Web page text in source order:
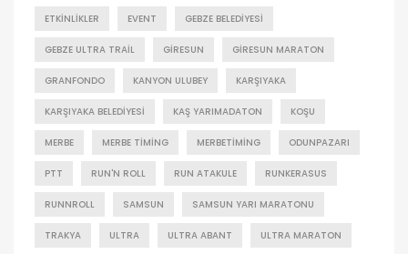
ETKINLIKLER EVENT GEBZE BELEDIYESI
GEBZE ULTRA TRAIL GIRESUN GIRESUN MARATON
GRANFONDO KANYON ULUBEY KARŞIYAKA
KARŞIYAKA BELEDIYESI KAŞ YARIMADATON KOŞU
MERBE MERBE TIMING MERBETIMING ODUNPAZARI
PTT RUN'N ROLL RUN ATAKULE RUNKERASUS
RUNNROLL SAMSUN SAMSUN YARI MARATONU
TRAKYA ULTRA ULTRA ABANT ULTRA MARATON